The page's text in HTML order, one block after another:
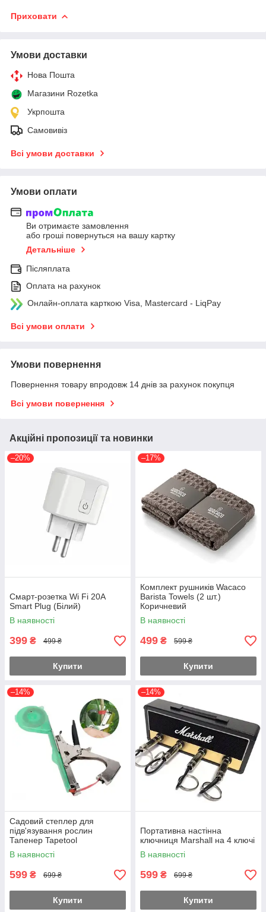
Приховати
Умови доставки
Нова Пошта
Магазини Rozetka
Укрпошта
Самовивіз
Всі умови доставки
Умови оплати
Ви отримаєте замовлення
або гроші повернуться на вашу картку
Детальніше
Післяплата
Оплата на рахунок
Онлайн-оплата карткою Visa, Mastercard - LiqPay
Всі умови оплати
Умови повернення
Повернення товару впродовж 14 днів за рахунок покупця
Всі умови повернення
Акційні пропозиції та новинки
–20%
Смарт-розетка Wi Fi 20А
Smart Plug (Білий)
В наявності
399 ₴ 499 ₴
Купити
–17%
Комплект рушників Wacaco
Barista Towels (2 шт.)
Коричневий
В наявності
499 ₴ 599 ₴
Купити
–14%
Садовий степлер для
підв'язування рослин
Тапенер Tapetool
В наявності
599 ₴ 699 ₴
Купити
–14%
Портативна настінна
ключниця Marshall на 4 ключі
В наявності
599 ₴ 699 ₴
Купити